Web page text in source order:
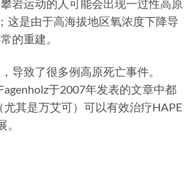
岩运动的人可能会出现一过性高原
这是由于高海拔地区氧浓度下降导
的重建。
导致了很多例高原死亡事件。
于2007年发表的文章中都
其是万艾可）可以有效治疗HAPE